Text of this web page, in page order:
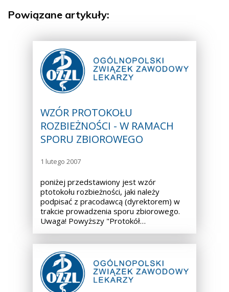
Powiązane artykuły:
WZÓR PROTOKOŁU
ROZBIEŻNOŚCI - W RAMACH
SPORU ZBIOROWEGO
1 lutego 2007
poniżej przedstawiony jest wzór
ptotokołu rozbieżności, jaki należy
podpisać z pracodawcą (dyrektorem) w
trakcie prowadzenia sporu zbiorowego.
Uwaga! Powyższy "Protokół…